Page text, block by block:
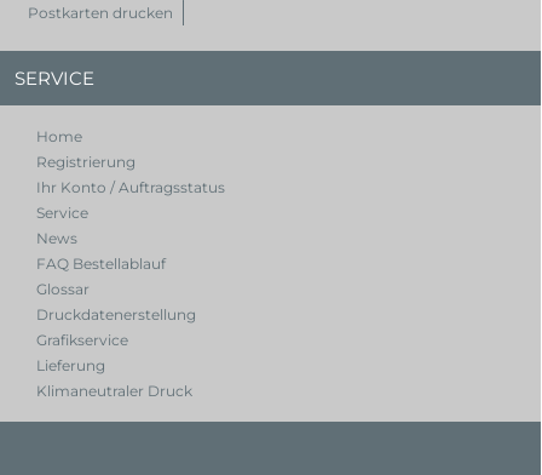
Postkarten drucken
SERVICE
Home
Registrierung
Ihr Konto / Auftragsstatus
Service
News
FAQ Bestellablauf
Glossar
Druckdatenerstellung
Grafikservice
Lieferung
Klimaneutraler Druck